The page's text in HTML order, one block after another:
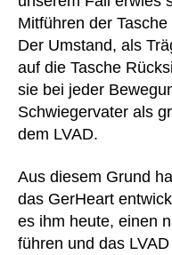
Mitführen der
Der Umstand, als
auf die Tasche
sie bei jeder
Schwiegervater als
dem LVAD.
Aus diesem Grund
das GerHeart
es ihm heute, einen
führen und das